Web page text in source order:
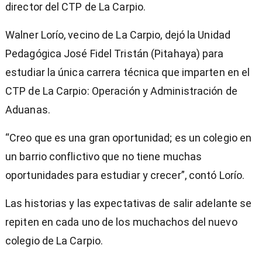
director del CTP de La Carpio.
Walner Lorío, vecino de La Carpio, dejó la Unidad
Pedagógica José Fidel Tristán (Pitahaya) para
estudiar la única carrera técnica que imparten en el
CTP de La Carpio: Operación y Administración de
Aduanas.
“Creo que es una gran oportunidad; es un colegio en
un barrio conflictivo que no tiene muchas
oportunidades para estudiar y crecer”, contó Lorío.
Las historias y las expectativas de salir adelante se
repiten en cada uno de los muchachos del nuevo
colegio de La Carpio.